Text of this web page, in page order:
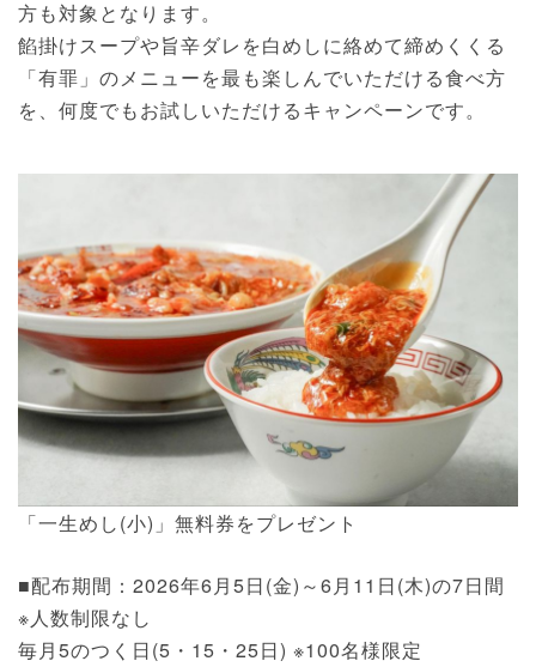
方も対象となります。
餡掛けスープや旨辛ダレを白めしに絡めて締めくくる
「有罪」のメニューを最も楽しんでいただける食べ方
を、何度でもお試しいただけるキャンペーンです。
「一生めし(小)」無料券をプレゼント
■配布期間：2026年6月5日(金)～6月11日(木)の7日間
※人数制限なし
毎月5のつく日(5・15・25日) ※100名様限定